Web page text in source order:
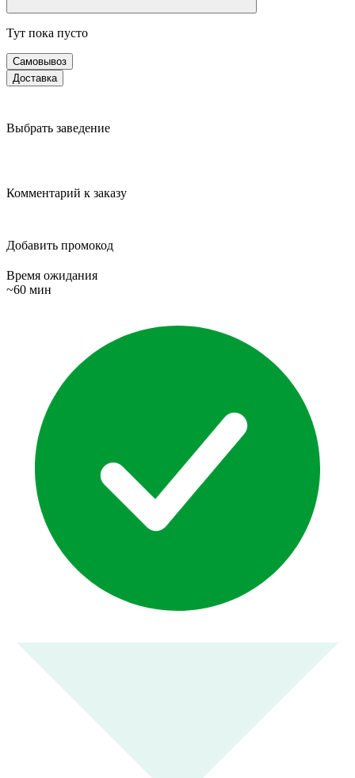
Тут пока пусто
Самовывоз
Доставка
Выбрать заведение
Комментарий к заказу
Добавить промокод
Время ожидания
~60 мин